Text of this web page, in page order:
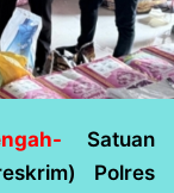
Satuan
Polres